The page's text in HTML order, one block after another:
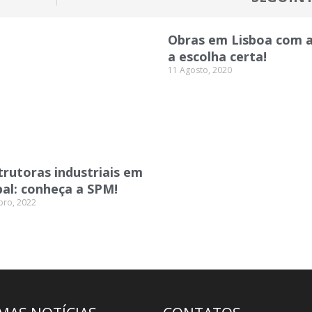
industriais em
conheça a SPM!
2022
Obras em Lisboa com
a escolha certa!
11 Agosto, 2020